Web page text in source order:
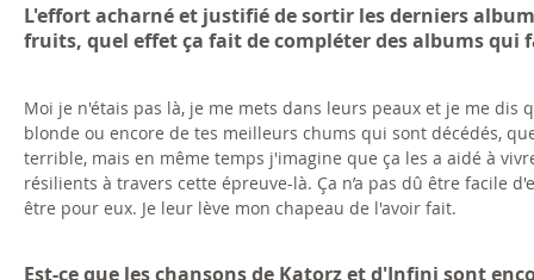
L'effort acharné et justifié de sortir les derniers
fruits, quel effet ça fait de compléter des albums qui
Moi je n'étais pas là, je me mets dans leurs peaux et je me
blonde ou encore de tes meilleurs chums qui sont décédés,
terrible, mais en même temps j'imagine que ça les a aidé à
résilients à travers cette épreuve-là. Ça n’a pas dû être facile
être pour eux. Je leur lève mon chapeau de l'avoir fait.
Est-ce que les chansons de Katorz et d'Infini sont